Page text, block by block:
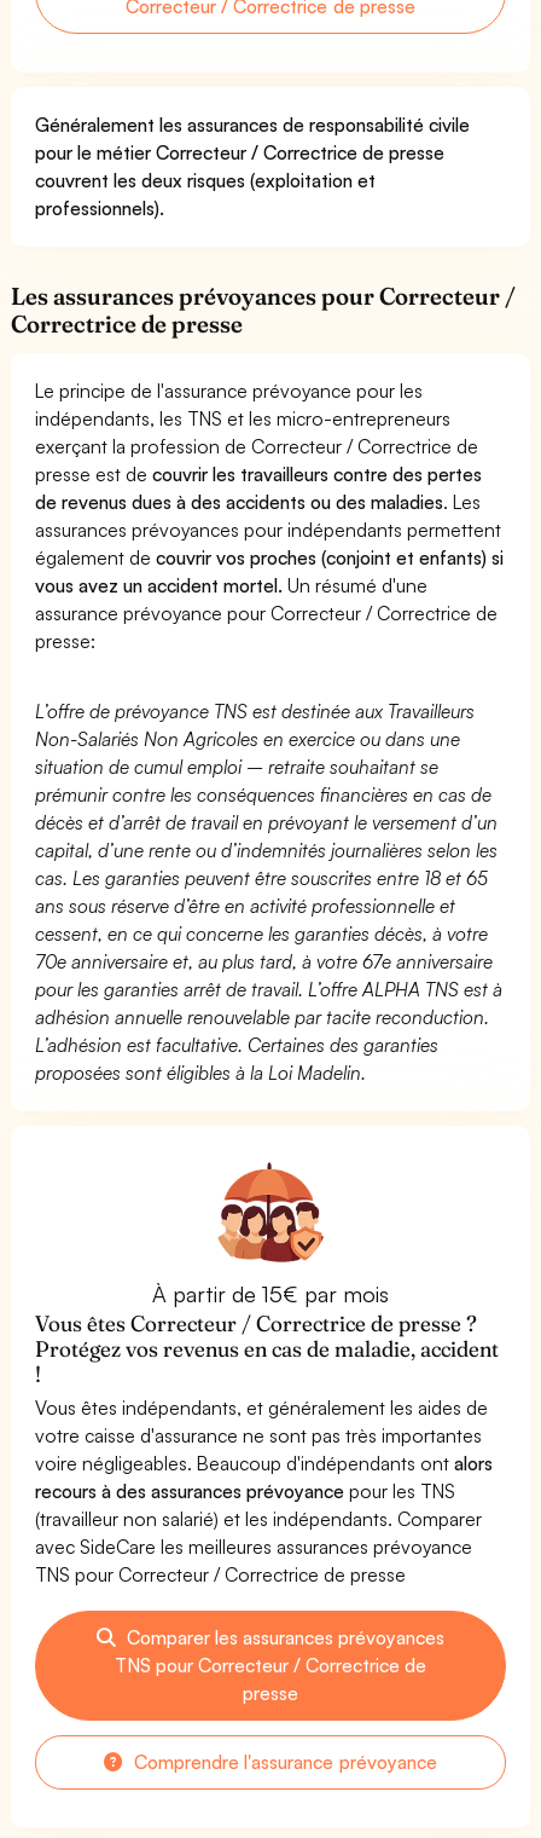
Correcteur / Correctrice de presse
Généralement les assurances de responsabilité civile
pour le métier Correcteur / Correctrice de presse
couvrent les deux risques (exploitation et
professionnels).
Les assurances prévoyances pour Correcteur /
Correctrice de presse
Le principe de l'assurance prévoyance pour les
indépendants, les TNS et les micro-entrepreneurs
exerçant la profession de Correcteur / Correctrice de
presse est decouvrir les travailleurs contre des pertes
de revenus dues à des accidents ou des maladies. Les
assurances prévoyances pour indépendants permettent
également decouvrir vos proches (conjoint et enfants) si
vous avez un accident mortel. Un résumé d'une
assurance prévoyance pour Correcteur / Correctrice de
presse:
L’offre de prévoyance TNS est destinée aux Travailleurs
Non-Salariés Non Agricoles en exercice ou dans une
situation de cumul emploi – retraite souhaitant se
prémunir contre les conséquences financières en cas de
décès et d’arrêt de travail en prévoyant le versement d’un
capital, d’une rente ou d’indemnités journalières selon les
cas. Les garanties peuvent être souscrites entre 18 et 65
ans sous réserve d’être en activité professionnelle et
cessent, en ce qui concerne les garanties décès, à votre
70e anniversaire et, au plus tard, à votre 67e anniversaire
pour les garanties arrêt de travail. L’offre ALPHA TNS est à
adhésion annuelle renouvelable par tacite reconduction.
L’adhésion est facultative. Certaines des garanties
proposées sont éligibles à la Loi Madelin.
À partir de 15€ par mois
Vous êtes Correcteur / Correctrice de presse ?
Protégez vos revenus en cas de maladie, accident
!
Vous êtes indépendants, et généralement les aides de
votre caisse d'assurance ne sont pas très importantes
voire négligeables. Beaucoup d'indépendants ontalors
recours à des assurances prévoyance pour les TNS
(travailleur non salarié) et les indépendants. Comparer
avec SideCare les meilleures assurances prévoyance
TNS pour Correcteur / Correctrice de presse
Comparer les assurances prévoyances
TNS pour Correcteur / Correctrice de
presse
Comprendre l'assurance prévoyance